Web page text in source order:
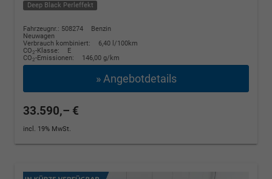
Deep Black Perleffekt
Fahrzeugnr.: 508274
Benzin
Neuwagen
Verbrauch kombiniert:
6,40 l/100km
CO2-Klasse:
E
CO2-Emissionen: 146,00 g/km
» Angebotdetails
33.590,– €
incl. 19% MwSt.